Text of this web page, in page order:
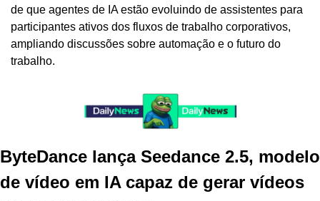
de que agentes de IA estão evoluindo de assistentes para
participantes ativos dos fluxos de trabalho corporativos,
ampliando discussões sobre automação e o futuro do
trabalho.
ByteDance lança Seedance 2.5, modelo
de vídeo em IA capaz de gerar vídeos